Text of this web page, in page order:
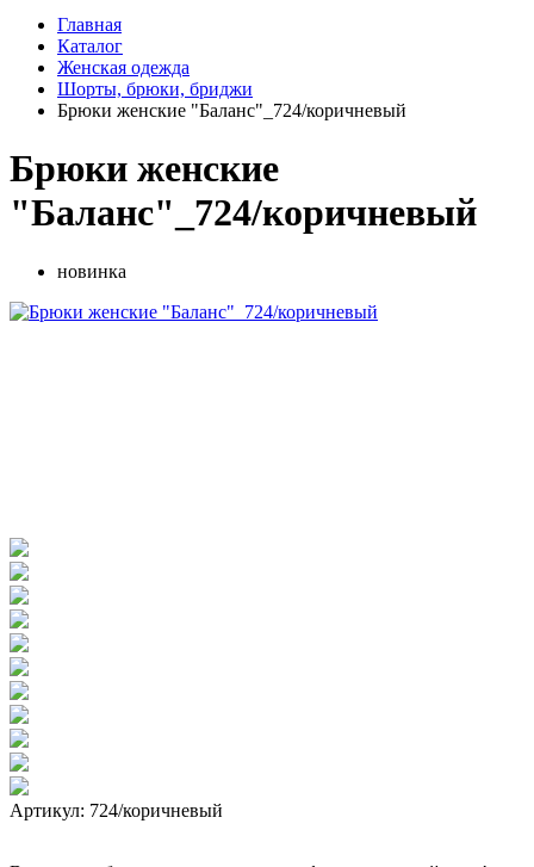
Главная
Каталог
Женская одежда
Шорты, брюки, бриджи
Брюки женские "Баланс"_724/коричневый
Брюки женские
"Баланс"_724/коричневый
новинка
Артикул: 724/коричневый